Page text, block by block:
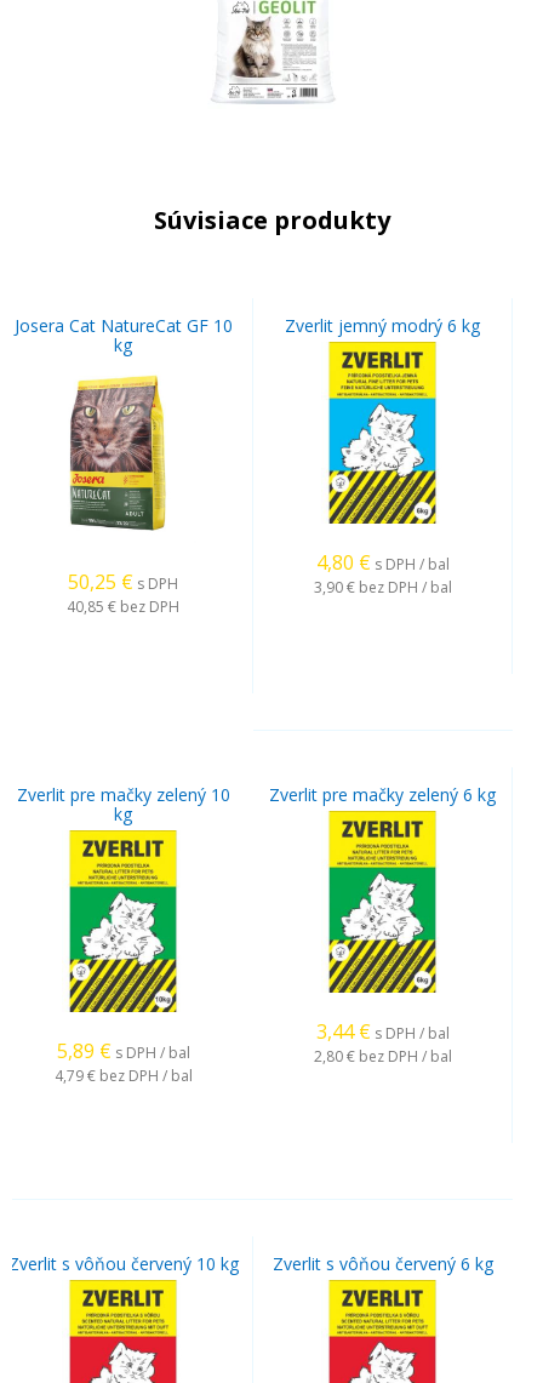
Súvisiace produkty
Josera Cat NatureCat GF 10
kg
50,25 € s DPH
40,85 € bez DPH
Zverlit jemný modrý 6 kg
4,80 € s DPH / bal
3,90 € bez DPH / bal
Zverlit pre mačky zelený 10
kg
5,89 € s DPH / bal
4,79 € bez DPH / bal
Zverlit pre mačky zelený 6 kg
3,44 € s DPH / bal
2,80 € bez DPH / bal
Zverlit s vôňou červený 10 kg Zverlit s vôňou červený 6 kg